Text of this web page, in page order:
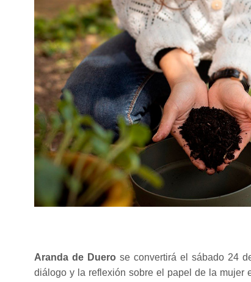
Aranda de Duero se convertirá el sábado 24
diálogo y la reflexión sobre el papel de la mujer